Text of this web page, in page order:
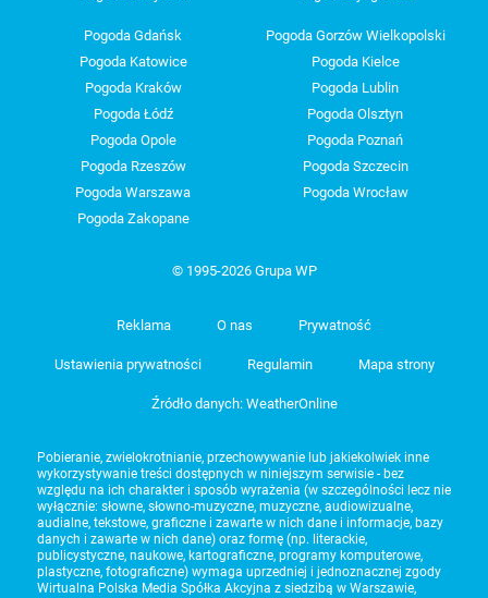
Pogoda Gdańsk
Pogoda Gorzów Wielkopolski
Pogoda Katowice
Pogoda Kielce
Pogoda Kraków
Pogoda Lublin
Pogoda Łódź
Pogoda Olsztyn
Pogoda Opole
Pogoda Poznań
Pogoda Rzeszów
Pogoda Szczecin
Pogoda Warszawa
Pogoda Wrocław
Pogoda Zakopane
© 1995-2026 Grupa WP
Reklama O nas Prywatność
Ustawienia prywatności Regulamin Mapa strony
Źródło danych: WeatherOnline
Pobieranie, zwielokrotnianie, przechowywanie lub jakiekolwiek inne
wykorzystywanie treści dostępnych w niniejszym serwisie - bez
względu na ich charakter i sposób wyrażenia (w szczególności lecz nie
wyłącznie: słowne, słowno-muzyczne, muzyczne, audiowizualne,
audialne, tekstowe, graficzne i zawarte w nich dane i informacje, bazy
danych i zawarte w nich dane) oraz formę (np. literackie,
publicystyczne, naukowe, kartograficzne, programy komputerowe,
plastyczne, fotograficzne) wymaga uprzedniej i jednoznacznej zgody
Wirtualna Polska Media Spółka Akcyjna z siedzibą w Warszawie,